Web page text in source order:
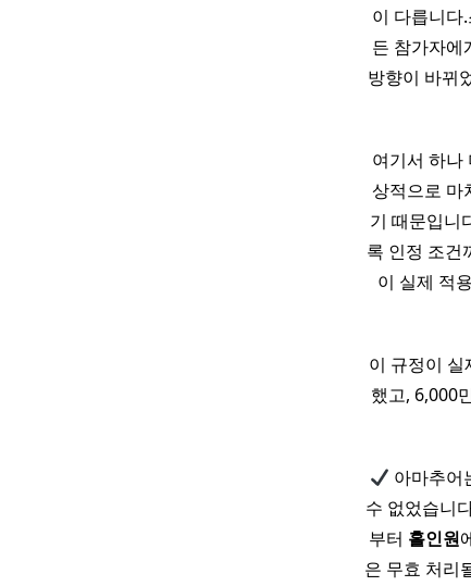
이 다릅니다
든 참가자에
방향이 바뀌
여기서 하나
상적으로 마
기 때문입니
록 인정 조건
이 실제 적
이 규정이 실
했고, 6,000
아마추어
수 없었습니
부터 홀인원
은 무효 처리